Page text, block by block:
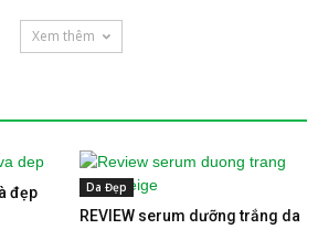
Xem thêm
đẹp
Da Đẹp
REVIEW serum dưỡng trắng da